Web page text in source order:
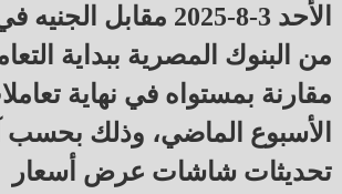
الأحد 3-8-2025 مقابل
من البنوك المصرية ببداية
مقارنة بمستواه في نهاية
الأسبوع الماضي، وذلك بحسب
تحديثات شاشات عرض أسعار